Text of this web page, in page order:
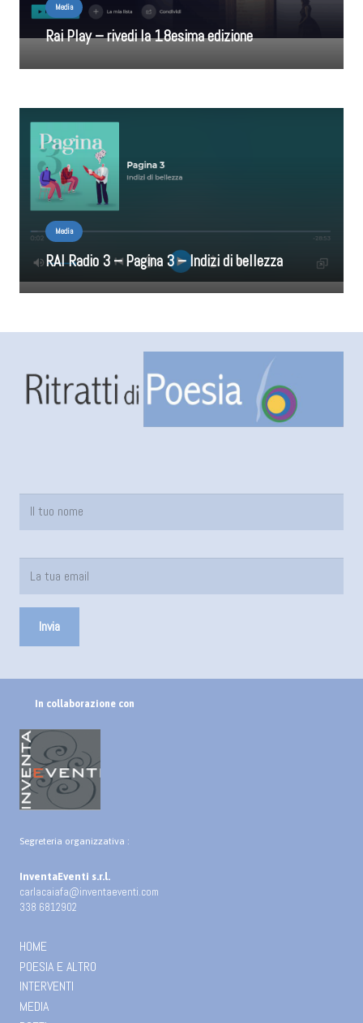
Media
Rai Play – rivedi la 18esima edizione
Media
RAI Radio 3 – Pagina 3 – Indizi di bellezza
In collaborazione con
Segreteria organizzativa :
InventaEventi s.r.l.
carlacaiafa@inventaeventi.com
338 6812902
HOME
POESIA E ALTRO
INTERVENTI
MEDIA